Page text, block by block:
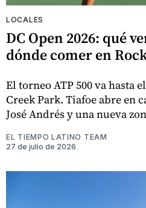
LOCALES
DC Open 2026: qué
dónde comer en
El torneo ATP 500 va hasta
Creek Park. Tiafoe abre en
José Andrés y una nueva
EL TIEMPO LATINO TEAM
27 de julio de 2026